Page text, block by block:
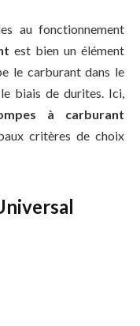
au fonctionnement
est bien un élément
le carburant dans le
biais de durites. Ici,
à carburant
critères de choix